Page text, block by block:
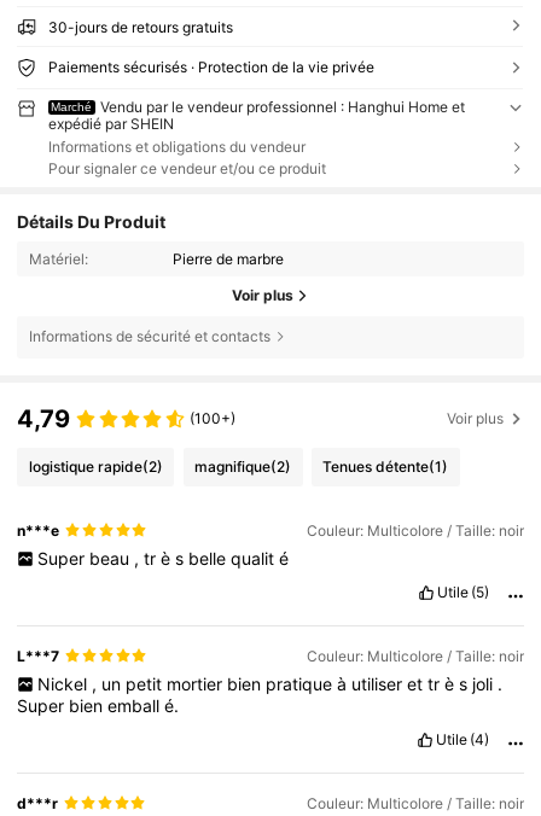
30-jours de retours gratuits
Paiements sécurisés · Protection de la vie privée
Marché
Vendu par le vendeur professionnel : Hanghui Home et
expédié par SHEIN
Informations et obligations du vendeur
Pour signaler ce vendeur et/ou ce produit
Détails Du Produit
Matériel: Pierre de marbre
Voir plus
Informations de sécurité et contacts
4,79 (100+) Voir plus
logistique rapide(2) magnifique(2) Tenues détente(1)
n***e Couleur: Multicolore / Taille: noir
Super beau , tr è s belle qualit é
Utile (5)
L***7 Couleur: Multicolore / Taille: noir
Nickel , un petit mortier bien pratique à utiliser et tr è s joli .
Super bienemballé.
Utile (4)
d***r Couleur: Multicolore / Taille: noir